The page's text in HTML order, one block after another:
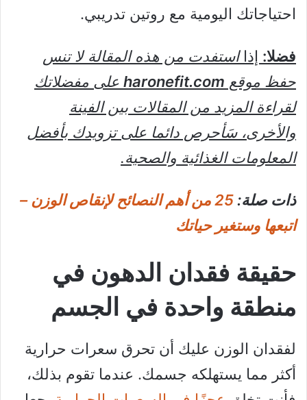
احتياجاتك اليومية مع روتين تدريبي.
فضلا: إذااستفدت من هذه المقالة لا تنس
حفظ موقع haronefit.com على مفضلاتك
لقراءة المزيد من المقالات بين الفينة
والأخرى، سَأحرص دائما على تزويدك بأفضل
المعلومات الغذائية والصحية.
ذات صلة:
25 من أهم النصائح لإنقاص الوزن –
اتبعها وستغير حياتك
حقيقة فقدان الدهون في
منطقة واحدة في الجسم
لفقدان الوزن عليك أن تحرق سعرات حرارية
أكثر مما يستهلكه جسمك. عندما تقوم بذلك،